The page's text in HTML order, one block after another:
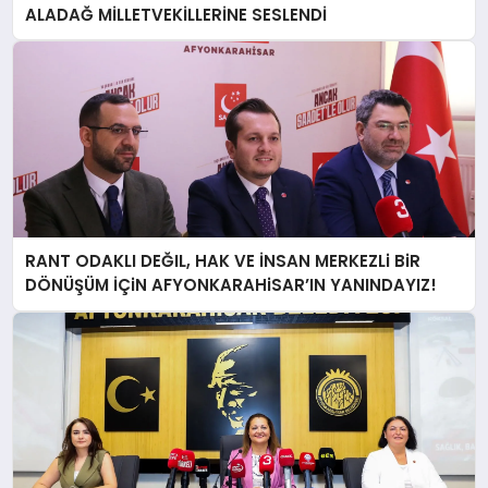
ALADAĞ MİLLETVEKİLLERİNE SESLENDİ
RANT ODAKLI DEĞIL, HAK VE İNSAN MERKEZLi BiR
DÖNÜŞÜM İÇiN AFYONKARAHiSAR’IN YANINDAYIZ!